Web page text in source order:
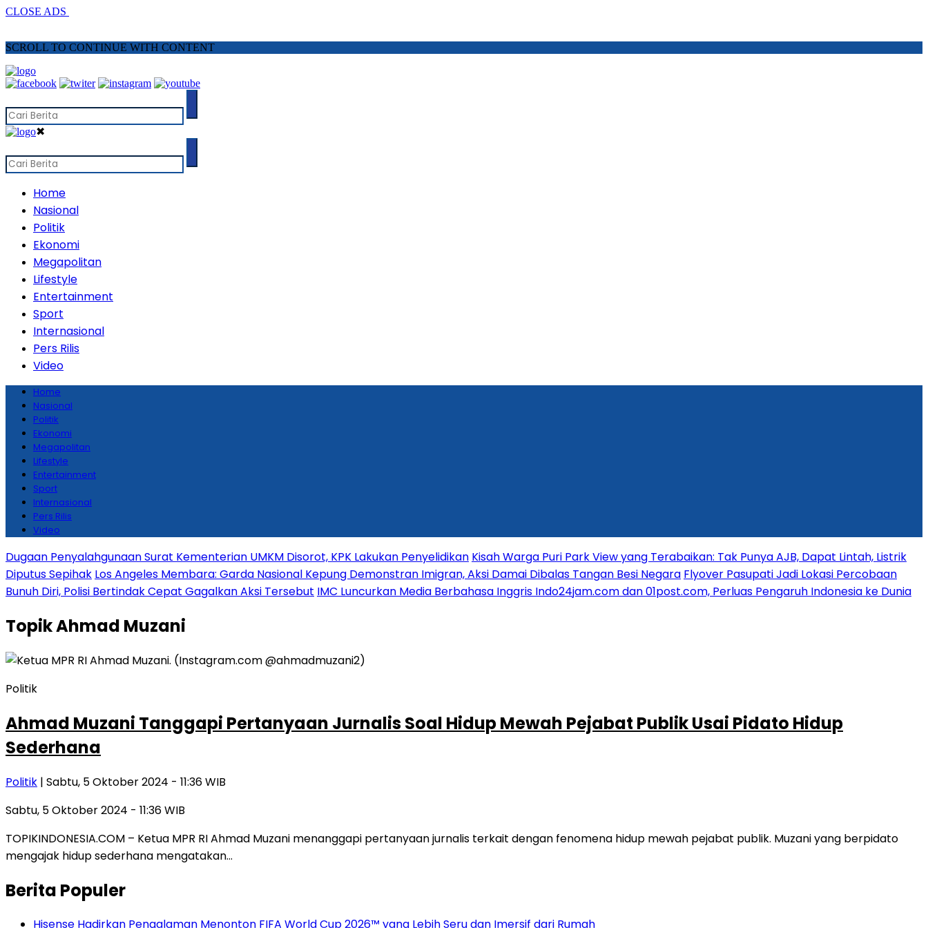
CLOSE ADS
SCROLL TO CONTINUE WITH CONTENT
✖
Home
Nasional
Politik
Ekonomi
Megapolitan
Lifestyle
Entertainment
Sport
Internasional
Pers Rilis
Video
Home
Nasional
Politik
Ekonomi
Megapolitan
Lifestyle
Entertainment
Sport
Internasional
Pers Rilis
Video
Dugaan Penyalahgunaan Surat Kementerian UMKM Disorot, KPK Lakukan Penyelidikan Kisah Warga Puri Park View yang Terabaikan: Tak Punya AJB, Dapat Lintah, Listrik
Diputus Sepihak Los Angeles Membara: Garda Nasional Kepung Demonstran Imigran, Aksi Damai Dibalas Tangan Besi Negara Flyover Pasupati Jadi Lokasi Percobaan
Bunuh Diri, Polisi Bertindak Cepat Gagalkan Aksi Tersebut IMC Luncurkan Media Berbahasa Inggris Indo24jam.com dan 01post.com, Perluas Pengaruh Indonesia ke Dunia
TopikAhmad Muzani
Politik
Ahmad Muzani Tanggapi Pertanyaan Jurnalis Soal Hidup Mewah Pejabat Publik Usai Pidato Hidup
Sederhana
Politik | Sabtu, 5 Oktober 2024 - 11:36 WIB
Sabtu, 5 Oktober 2024 - 11:36 WIB
TOPIKINDONESIA.COM – Ketua MPR RI Ahmad Muzani menanggapi pertanyaan jurnalis terkait dengan fenomena hidup mewah pejabat publik. Muzani yang berpidato
mengajak hidup sederhana mengatakan…
Berita Populer
Hisense Hadirkan Pengalaman Menonton FIFA World Cup 2026™ yang Lebih Seru dan Imersif dari Rumah